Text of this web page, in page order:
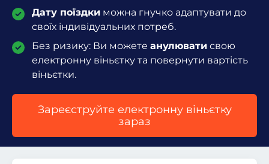
Дату поїздкиможна гнучко адаптувати до
своїх індивідуальних потреб.
Без ризику: Ви можете анулюватисвою
електронну віньєтку та повернути вартість
віньєтки.
Зареєструйте електронну віньєтку
зараз